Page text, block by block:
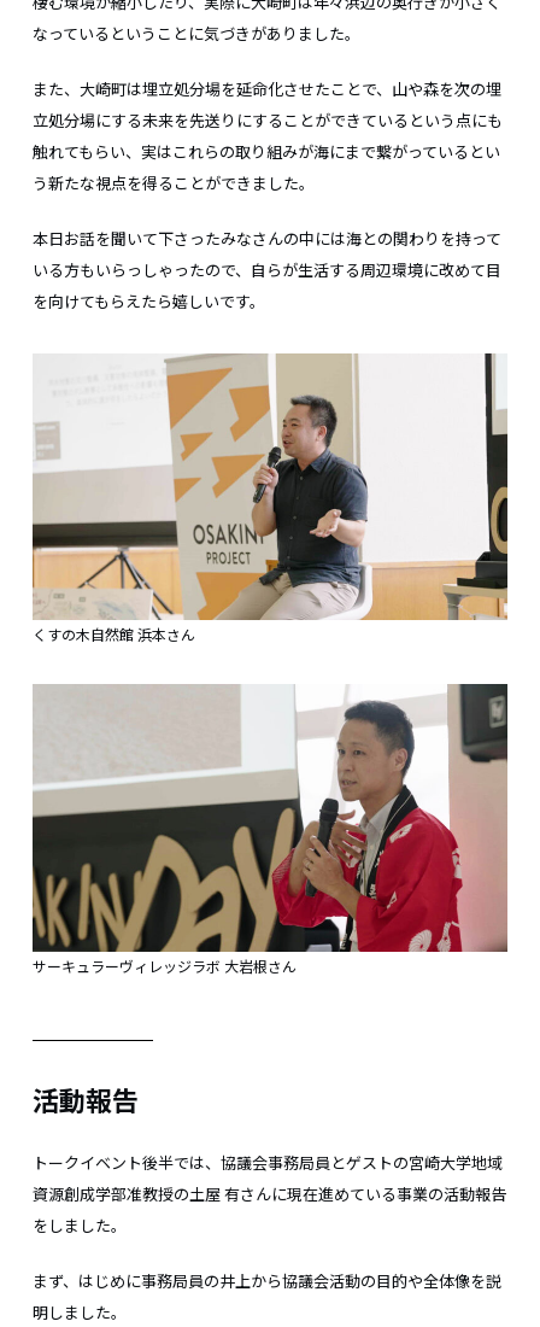
なっているということに気づきがありました。
また、大崎町は埋立処分場を延命化させたことで、山や森を次の埋
立処分場にする未来を先送りにすることができているという点にも
触れてもらい、実はこれらの取り組みが海にまで繋がっているとい
う新たな視点を得ることができました。
本日お話を聞いて下さったみなさんの中には海との関わりを持って
いる方もいらっしゃったので、自らが生活する周辺環境に改めて目
を向けてもらえたら嬉しいです。
くすの木自然館 浜本さん
サーキュラーヴィレッジラボ 大岩根さん
活動報告
トークイベント後半では、協議会事務局員とゲストの宮崎大学地域
資源創成学部准教授の土屋 有さんに現在進めている事業の活動報告
をしました。
まず、はじめに事務局員の井上から協議会活動の目的や全体像を説
明しました。